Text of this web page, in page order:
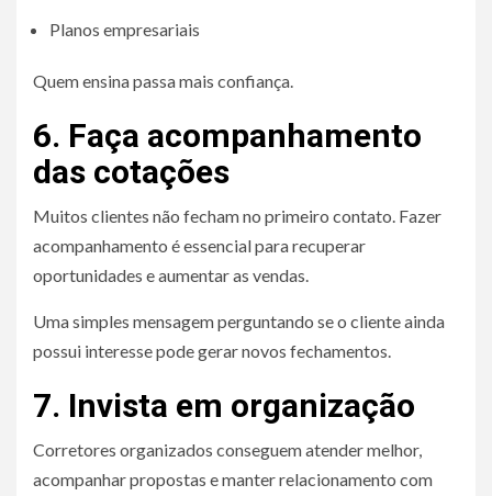
Planos empresariais
Quem ensina passa mais confiança.
6. Faça acompanhamento
das cotações
Muitos clientes não fecham no primeiro contato. Fazer
acompanhamento é essencial para recuperar
oportunidades e aumentar as vendas.
Uma simples mensagem perguntando se o cliente ainda
possui interesse pode gerar novos fechamentos.
7. Invista em organização
Corretores organizados conseguem atender melhor,
acompanhar propostas e manter relacionamento com